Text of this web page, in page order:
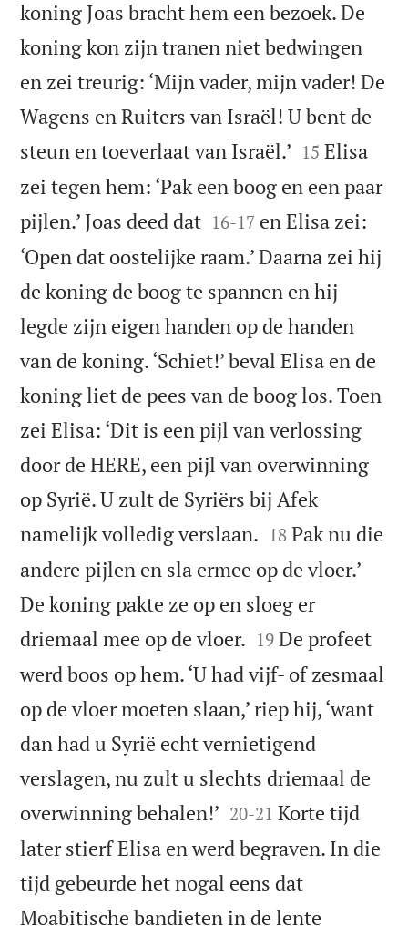
koning Joas bracht hem een bezoek. De
koning kon zijn tranen niet bedwingen
en zei treurig: ‘Mijn vader, mijn vader! De
Wagens en Ruiters van Israël! U bent de
steun en toeverlaat van Israël.’ 

15 Elisa
zei tegen hem: ‘Pak een boog en een paar
pijlen.’ Joas deed dat
16-17 en Elisa zei:
‘Open dat oostelijke raam.’ Daarna zei hij
de koning de boog te spannen en hij
legde zijn eigen handen op de handen
van de koning. ‘Schiet!’ beval Elisa en de
koning liet de pees van de boog los. Toen
zei Elisa: ‘Dit is een pijl van verlossing
door de HERE, een pijl van overwinning
op Syrië. U zult de Syriërs bij Afek
namelijk volledig verslaan. 

18 Pak nu die
andere pijlen en sla ermee op de vloer.’
De koning pakte ze op en sloeg er
driemaal mee op de vloer. 

19 De profeet
werd boos op hem. ‘U had vijf- of zesmaal
op de vloer moeten slaan,’ riep hij, ‘want
dan had u Syrië echt vernietigend
verslagen, nu zult u slechts driemaal de
overwinning behalen!’ 

20-21 Korte tijd
later stierf Elisa en werd begraven. In die
tijd gebeurde het nogal eens dat
Moabitische bandieten in de lente